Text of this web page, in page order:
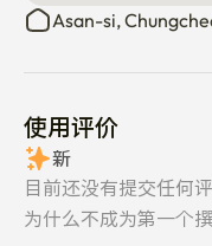
Asan-si,
使用评价
新
目前还没有提交任何评
为什么不成为第一个